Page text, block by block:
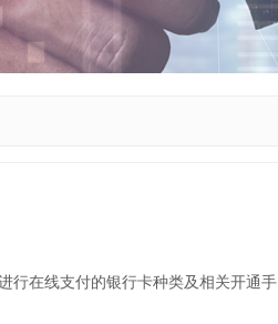
行在线支付的银行卡种类及相关开通手